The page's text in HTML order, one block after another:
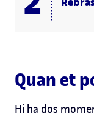
Quan et
Hi ha dos